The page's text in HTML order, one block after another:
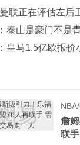
联正在评估左后
泰山是豪门不是
皇马1.5亿欧报价
詹
联